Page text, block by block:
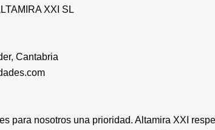
XXI SL
Cantabria
para nosotros una prioridad. Altamira XXI